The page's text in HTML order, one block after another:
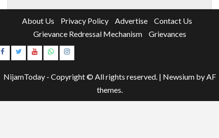
About Us Privacy Policy Advertise
Contact Us
Grievance Redressal Mechanism
Grievances
Instagram
NijamToday - Copyright © All rights reserved. | Newsiumby AF
themes.